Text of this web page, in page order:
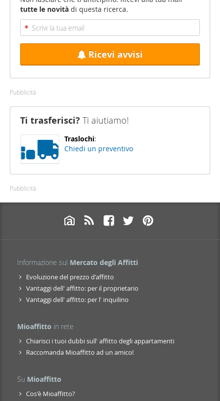
tutte le novità di questa ricerca.
Ricevi avvisi
Pubblicità
Ti trasferisci? Ti aiutiamo!
Traslochi:
Chiedi un preventivo
Pubblicità
Informazione sul Mercato degli Affitti
Evoluzione del prezzo d'affitto
Vantaggi dell' affitto: per il proprietario
Vantaggi dell' affitto: per l' inquilino
Mioaffitto in rete
Chiarisci i tuoi dubbi sull' affitto degli appartamenti
Raccomanda Mioaffitto ad un amico!
Su Mioaffitto
Cos'è Mioaffitto?